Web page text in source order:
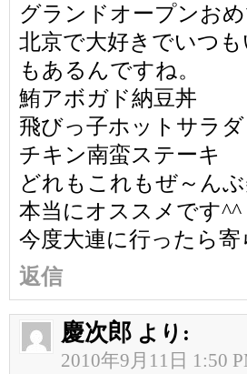
グランドオープンお
北京で大好きでいつ
もあるんですね。
鮪アボガド納豆丼
飛びっ子ホットサラダ
チキン南蛮ステーキ
どれもこれもぜ～んぶ
本当にオススメです^^
今度大連に行ったら
返信
慶次郎 より:
2010年9月11日 1:50